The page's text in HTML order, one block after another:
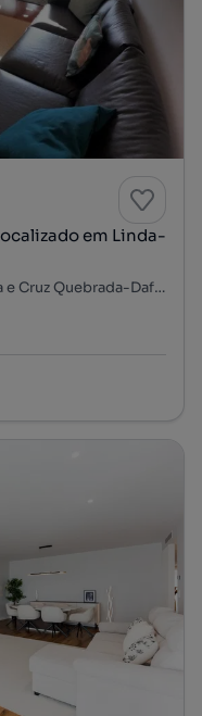
em Linda-
Linda-a-Velha, Algés, Linda-a-Velha e Cruz Quebrada-Dafundo, Oeiras, Lisboa